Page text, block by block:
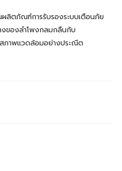
ลิตภัณฑ์การรับรองระบบเตือนภัย
งของลำโพงกลมกลืนกับ
ภาพแวดล้อมอย่างประณีต